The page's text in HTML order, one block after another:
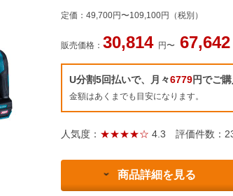
定価： 49,700円〜109,100円（税別）
販売価格： 30,814 円〜 67,642
U分割5回払いで、月々6779円でご
金額はあくまでも目安になります。
人気度： ★★★★☆ 4.3 評価件数：
商品詳細を見る